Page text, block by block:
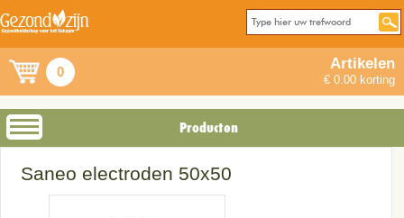
0 Artikelen
€ 0.00 korting
Producten
Saneo electroden 50x50